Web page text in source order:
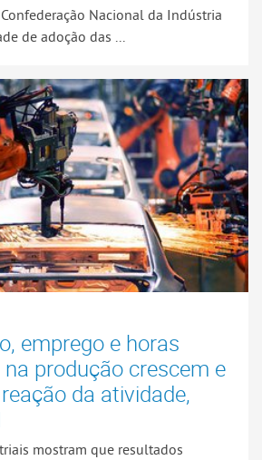
Nacional da Indústria
de adoção das ...
emprego e horas
produção crescem e
da atividade,
mostram que resultados